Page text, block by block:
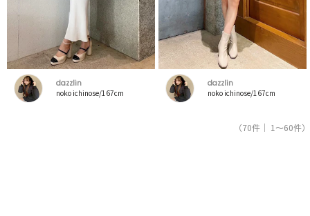
dazzlin
noko ichinose/167cm
dazzlin
noko ichinose/167cm
（70件｜ 1～60件）